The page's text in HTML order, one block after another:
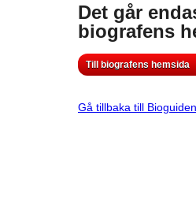
Det går
biografens
Till biografens hemsida
Gå tillbaka till Bioguiden